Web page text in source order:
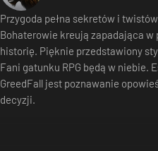
Przygoda pełna sekretów i
Bohaterowie kreują zapadająca w
historię. Pięknie przedstawiony
Fani gatunku RPG będą w niebie.
GreedFall jest poznawanie
decyzji.